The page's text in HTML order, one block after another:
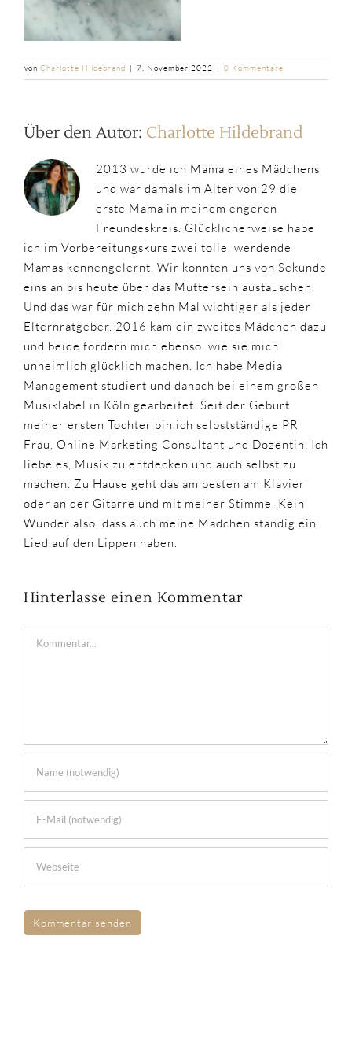
Von Charlotte Hildebrand | 7. November 2022 | 0 Kommentare
Über den Autor: Charlotte Hildebrand
2013 wurde ich Mama eines Mädchens
und war damals im Alter von 29 die
erste Mama in meinem engeren
Freundeskreis. Glücklicherweise habe
ich im Vorbereitungskurs zwei tolle, werdende
Mamas kennengelernt. Wir konnten uns von Sekunde
eins an bis heute über das Muttersein austauschen.
Und das war für mich zehn Mal wichtiger als jeder
Elternratgeber. 2016 kam ein zweites Mädchen dazu
und beide fordern mich ebenso, wie sie mich
unheimlich glücklich machen. Ich habe Media
Management studiert und danach bei einem großen
Musiklabel in Köln gearbeitet. Seit der Geburt
meiner ersten Tochter bin ich selbstständige PR
Frau, Online Marketing Consultant und Dozentin. Ich
liebe es, Musik zu entdecken und auch selbst zu
machen. Zu Hause geht das am besten am Klavier
oder an der Gitarre und mit meiner Stimme. Kein
Wunder also, dass auch meine Mädchen ständig ein
Lied auf den Lippen haben.
Hinterlasse einen Kommentar
Kommentar